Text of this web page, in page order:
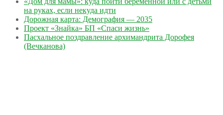
на руках, если некуда идти
Дорожная карта: Демография — 2035
Проект «Знайка» БП «Спаси жизнь»
Пасхальное поздравление архимандрита Дорофея
(Вечканова)